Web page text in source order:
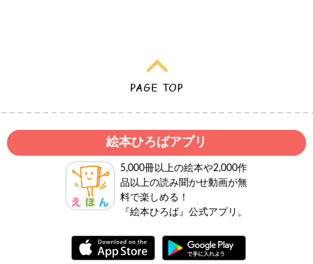
絵本ひろばアプリ
5,000冊以上の絵本や2,000作
品以上の読み聞かせ動画が無
料で楽しめる！
『絵本ひろば』公式アプリ。